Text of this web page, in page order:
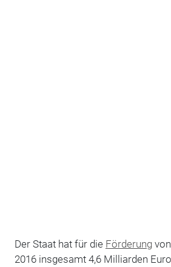
Der Staat hat für die Förderung
2016 insgesamt 4,6 Milliarden